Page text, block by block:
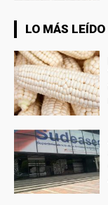
LO MÁS LEÍDO